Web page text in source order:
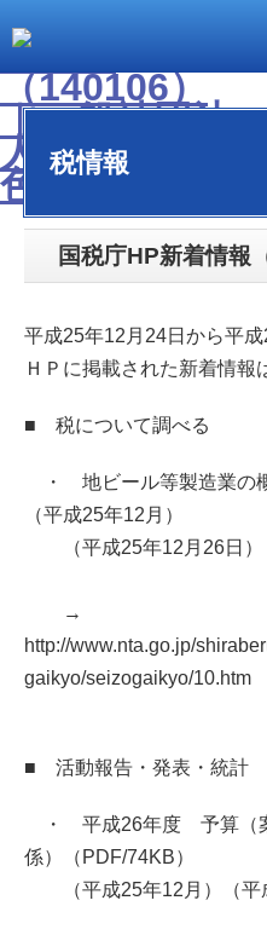
税情報
国税庁HP新着情報
平成25年12月24日から平
ＨＰに掲載された新着情報
■ 税について調べる
・ 地ビール等製造業の
（平成25年12月）
（平成25年12月26日）
→
http://www.nta.go.jp/
gaikyo/seizogaikyo/10.htm
■ 活動報告・発表・統計
・ 平成26年度 予算（案
係）（PDF/74KB）
（平成25年12月）（平